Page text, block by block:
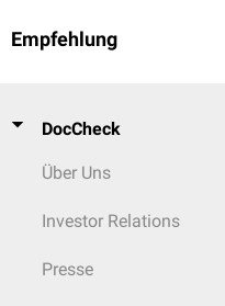
Empfehlung
DocCheck
Über Uns
Investor Relations
Presse